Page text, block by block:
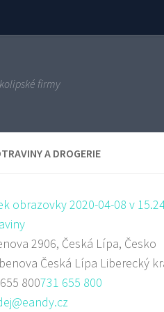
firmy
A DROGERIE
2906, Česká Lípa, Česko
Česká Lípa Liberecký
800731 655 800